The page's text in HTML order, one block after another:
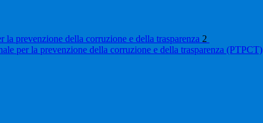
la prevenzione della corruzione e della trasparenza 2
per la prevenzione della corruzione e della trasparenza (PTPCT)